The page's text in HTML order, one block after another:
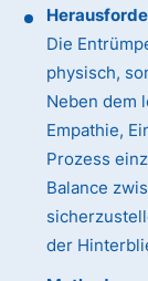
Die
physisch,
Neben dem
Empathie,
Prozess
Balance
der